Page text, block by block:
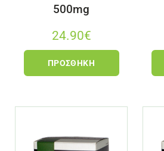
500mg
24.90€
ΠΡΟΣΘΉΚΗ